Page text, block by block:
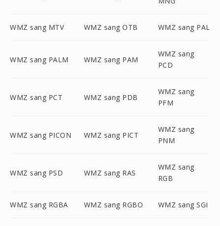
WMZ sang MTV WMZ sang OTB WMZ sang PAL
WMZ sang PALM WMZ sang PAM
WMZ sang
PCD
WMZ sang PCT WMZ sang PDB
WMZ sang
PFM
WMZ sang PICON WMZ sang PICT
WMZ sang
PNM
WMZ sang PSD WMZ sang RAS
WMZ sang
RGB
WMZ sang RGBA WMZ sang RGBO WMZ sang SGI